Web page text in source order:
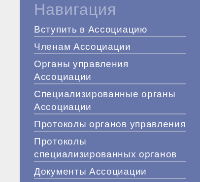
Навигация
Вступить в Ассоциацию
Членам Ассоциации
Органы управления
Ассоциации
Специализированные органы
Ассоциации
Протоколы органов управления
Протоколы
специализированных органов
Документы Ассоциации